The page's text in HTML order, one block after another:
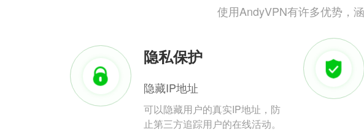
使用AndyVPN有许多优势，
隐私保护
隐藏IP地址
可以隐藏用户的真实IP地址，防
止第三方追踪用户的在线活动。